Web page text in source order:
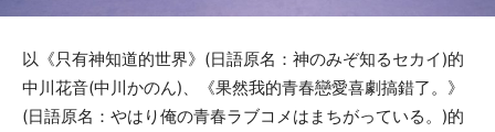
以《只有神知道的世界》(日語原名：神のみぞ知るセカイ)的
中川花音(中川かのん)、《果然我的青春戀愛喜劇搞錯了。》
(日語原名：やはり俺の青春ラブコメはまちがっている。)的